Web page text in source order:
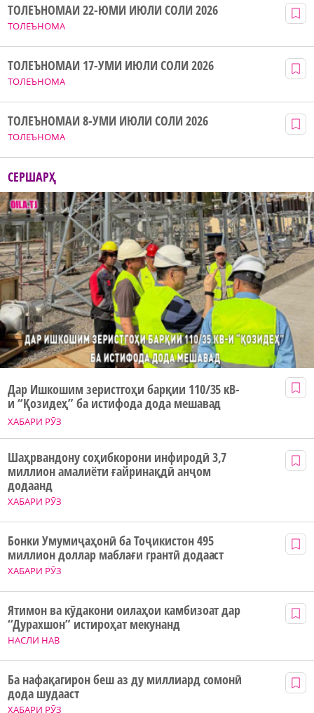
ТОЛЕЪНОМА
ТОЛЕЪНОМАИ 22-ЮМИ ИЮЛИ СОЛИ 2026
ТОЛЕЪНОМА
ТОЛЕЪНОМАИ 17-УМИ ИЮЛИ СОЛИ 2026
ТОЛЕЪНОМА
ТОЛЕЪНОМАИ 8-УМИ ИЮЛИ СОЛИ 2026
СЕРШАРҲ
ХАБАРИ РӮЗ
Дар Ишкошим зеристгоҳи барқии 110/35 кВ-
и “Қозидеҳ” ба истифода дода мешавад
ХАБАРИ РӮЗ
Шаҳрвандону соҳибкорони инфиродӣ 3,7
миллион амалиёти ғайринақдӣ анҷом
додаанд
ХАБАРИ РӮЗ
Бонки Умумиҷаҳонӣ ба Тоҷикистон 495
миллион доллар маблағи грантӣ додааст
НАСЛИ НАВ
Ятимон ва кӯдакони оилаҳои камбизоат дар
“Дурахшон” истироҳат мекунанд
ХАБАРИ РӮЗ
Ба нафақагирон беш аз ду миллиард сомонӣ
дода шудааст